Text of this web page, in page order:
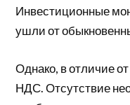
Инвестиционные
ушли от
Однако, в отличие
НДС. Отсутствие